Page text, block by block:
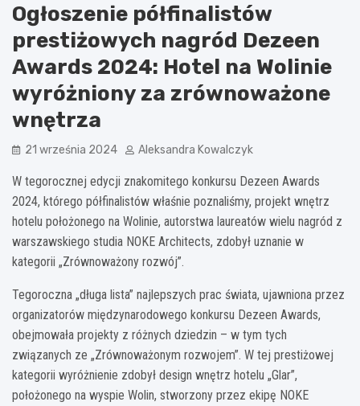
Ogłoszenie półfinalistów
prestiżowych nagród Dezeen
Awards 2024: Hotel na Wolinie
wyróżniony za zrównoważone
wnętrza
21 września 2024 Aleksandra Kowalczyk
W tegorocznej edycji znakomitego konkursu Dezeen Awards
2024, którego półfinalistów właśnie poznaliśmy, projekt wnętrz
hotelu położonego na Wolinie, autorstwa laureatów wielu nagród z
warszawskiego studia NOKE Architects, zdobył uznanie w
kategorii „Zrównoważony rozwój”.
Tegoroczna „długa lista” najlepszych prac świata, ujawniona przez
organizatorów międzynarodowego konkursu Dezeen Awards,
obejmowała projekty z różnych dziedzin – w tym tych
związanych ze „Zrównoważonym rozwojem”. W tej prestiżowej
kategorii wyróżnienie zdobył design wnętrz hotelu „Glar”,
położonego na wyspie Wolin, stworzony przez ekipę NOKE